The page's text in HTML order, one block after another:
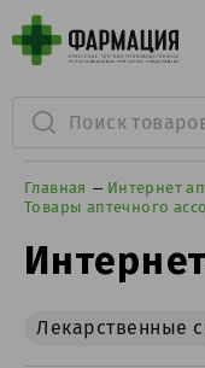
Главная
Интернет
Товары аптечного
Лекарственные